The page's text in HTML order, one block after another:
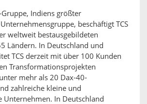
Gruppe, Indiens größter
beschäftigt TCS
weltweit bestausgebildeten
Ländern. In Deutschland und
TCS derzeit mit über 100 Kunden
Transformationsprojekten
mehr als 20 Dax-40-
zahlreiche kleine und
Unternehmen. In Deutschland